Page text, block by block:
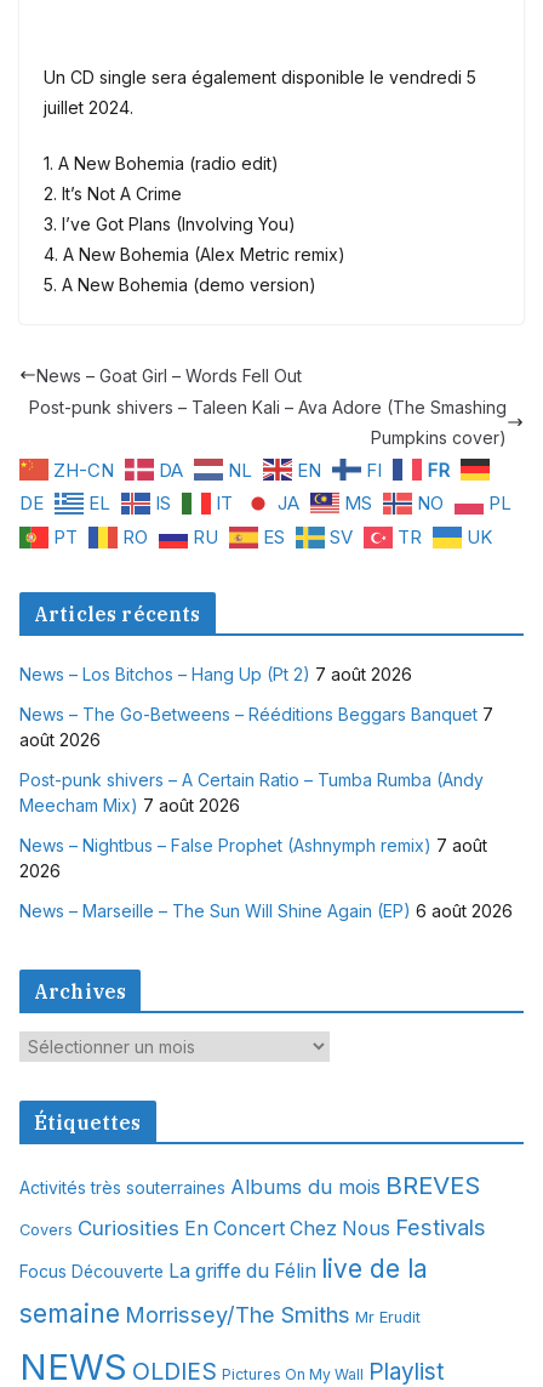
Un CD single sera également disponible le vendredi 5
juillet 2024.
1. A New Bohemia (radio edit)
2. It’s Not A Crime
3. I’ve Got Plans (Involving You)
4. A New Bohemia (Alex Metric remix)
5. A New Bohemia (demo version)
News – Goat Girl – Words Fell Out
Post-punk shivers – Taleen Kali – Ava Adore (The Smashing
Pumpkins cover)
ZH-CN DA NL EN FI
FR
DE
EL IS IT JA MS NO
PL
PT
RO RU ES SV TR UK
Articles récents
News – Los Bitchos – Hang Up (Pt 2) 7 août 2026
News – The Go-Betweens – Rééditions Beggars Banquet 7
août 2026
Post-punk shivers – A Certain Ratio – Tumba Rumba (Andy
Meecham Mix) 7 août 2026
News – Nightbus – False Prophet (Ashnymph remix) 7 août
2026
News – Marseille – The Sun Will Shine Again (EP) 6 août 2026
Archives
A
c
v
e
Étiquettes
Activités très souterraines Albums du mois BREVES
Covers Curiosities En Concert Chez Nous Festivals
Focus Découverte La griffe du Félin live de la
semaine Morrissey/The Smiths Mr Erudit
NEWS OLDIES Pictures On My Wall Playlist